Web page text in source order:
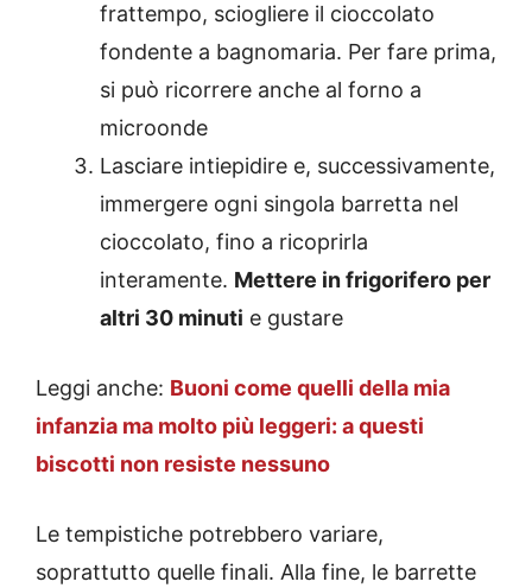
frattempo, sciogliere il cioccolato
fondente a bagnomaria. Per fare prima,
si può ricorrere anche al forno a
microonde
Lasciare intiepidire e, successivamente,
immergere ogni singola barretta nel
cioccolato, fino a ricoprirla
interamente. Mettere in frigorifero per
altri 30 minuti e gustare
Leggi anche: Buoni come quelli della mia
infanzia ma molto più leggeri: a questi
biscotti non resiste nessuno
Le tempistiche potrebbero variare,
soprattutto quelle finali. Alla fine, le barrette